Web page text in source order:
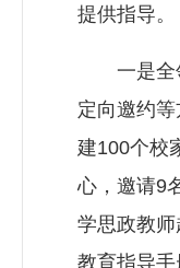
提供指导。
一是全领
定向邀约
建100个校
心，邀请9
学思政教师
教育指导手